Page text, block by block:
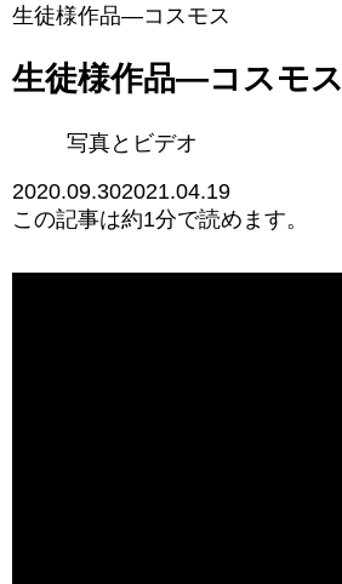
生徒様作品―コスモス
生徒様作品―コスモス
写真とビデオ
2020.09.302021.04.19
この記事は約1分で読めます。